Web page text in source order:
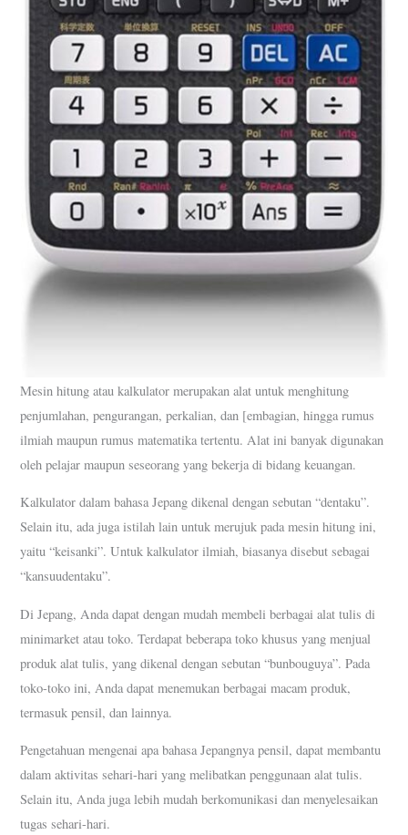
Mesin hitung atau kalkulator merupakan alat untuk menghitung
penjumlahan, pengurangan, perkalian, dan [embagian, hingga rumus
ilmiah maupun rumus matematika tertentu. Alat ini banyak digunakan
oleh pelajar maupun seseorang yang bekerja di bidang keuangan.
Kalkulator dalam bahasa Jepang dikenal dengan sebutan “dentaku”.
Selain itu, ada juga istilah lain untuk merujuk pada mesin hitung ini,
yaitu “keisanki”. Untuk kalkulator ilmiah, biasanya disebut sebagai
“kansuudentaku”.
Di Jepang, Anda dapat dengan mudah membeli berbagai alat tulis di
minimarket atau toko. Terdapat beberapa toko khusus yang menjual
produk alat tulis, yang dikenal dengan sebutan “bunbouguya”. Pada
toko-toko ini, Anda dapat menemukan berbagai macam produk,
termasuk pensil, dan lainnya.
Pengetahuan mengenai apa bahasa Jepangnya pensil, dapat membantu
dalam aktivitas sehari-hari yang melibatkan penggunaan alat tulis.
Selain itu, Anda juga lebih mudah berkomunikasi dan menyelesaikan
tugas sehari-hari.